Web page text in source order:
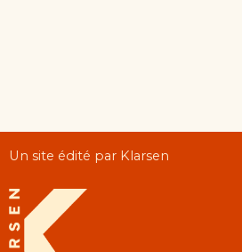
Un site édité par Klarsen